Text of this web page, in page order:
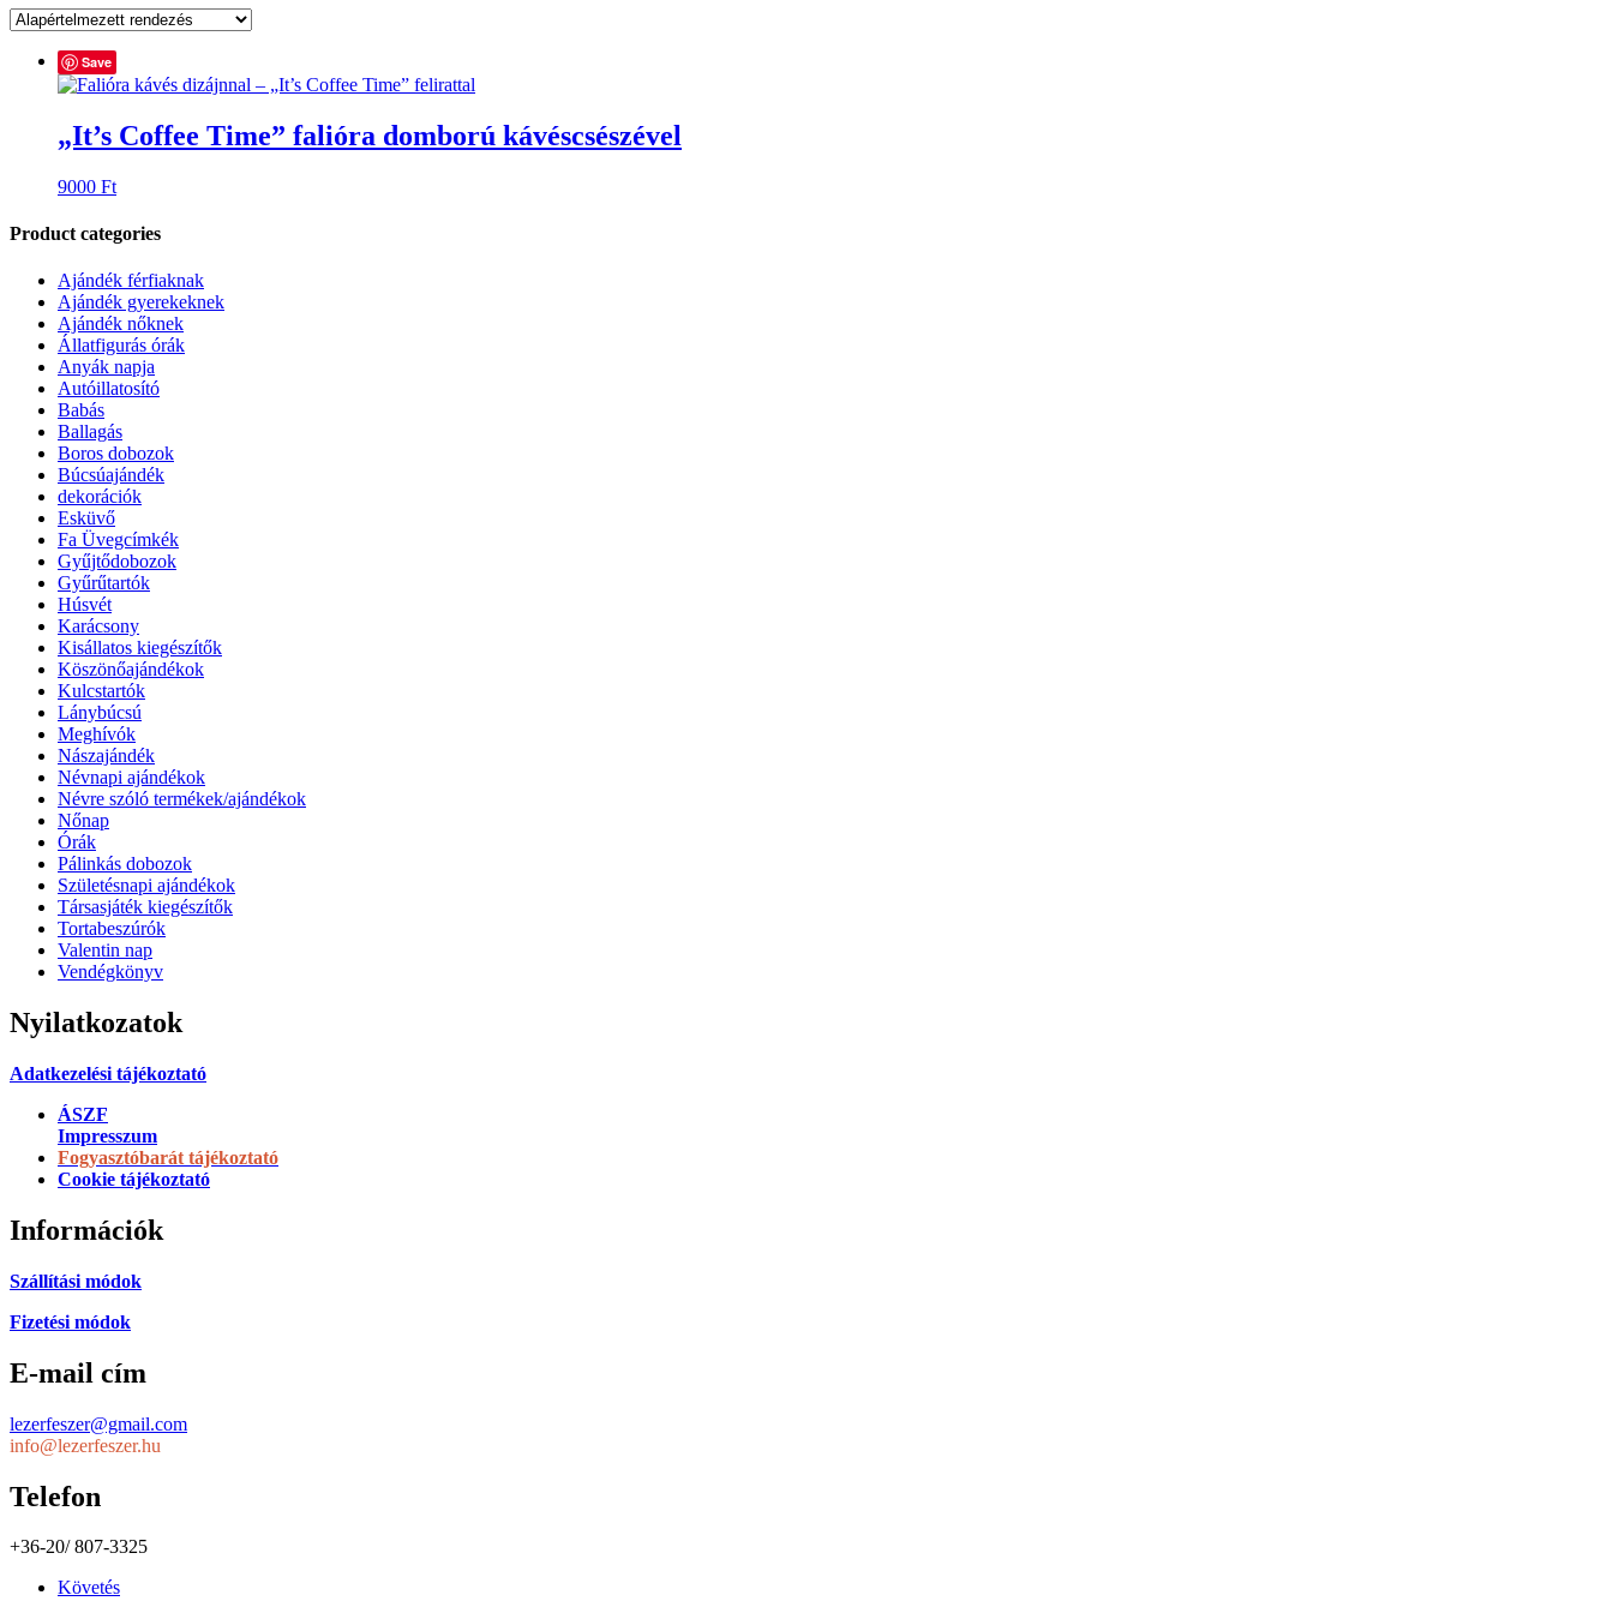
Save
„It’s Coffee Time” falióra domború kávéscsészével
9000 Ft
Product categories
Ajándék férfiaknak
Ajándék gyerekeknek
Ajándék nőknek
Állatfigurás órák
Anyák napja
Autóillatosító
Babás
Ballagás
Boros dobozok
Búcsúajándék
dekorációk
Esküvő
Fa Üvegcímkék
Gyűjtődobozok
Gyűrűtartók
Húsvét
Karácsony
Kisállatos kiegészítők
Köszönőajándékok
Kulcstartók
Lánybúcsú
Meghívók
Nászajándék
Névnapi ajándékok
Névre szóló termékek/ajándékok
Nőnap
Órák
Pálinkás dobozok
Születésnapi ajándékok
Társasjáték kiegészítők
Tortabeszúrók
Valentin nap
Vendégkönyv
Nyilatkozatok
Adatkezelési tájékoztató
ÁSZF
Impresszum
Fogyasztóbarát tájékoztató
Cookie tájékoztató
Információk
Szállítási módok
Fizetési módok
E-mail cím
lezerfeszer@gmail.com
info@lezerfeszer.hu
Telefon
+36-20/ 807-3325
Követés